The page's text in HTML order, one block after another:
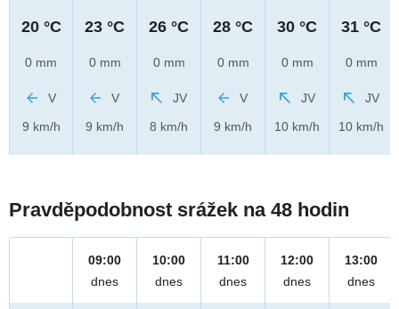
20 °C
0 mm
V
9 km/h
23 °C
0 mm
V
9 km/h
26 °C
0 mm
JV
8 km/h
28 °C
0 mm
V
9 km/h
30 °C
0 mm
JV
10 km/h
31 °C
0 mm
JV
10 km/h
Pravděpodobnost srážek na 48 hodin
09:00
dnes
10:00
dnes
11:00
dnes
12:00
dnes
13:00
dnes